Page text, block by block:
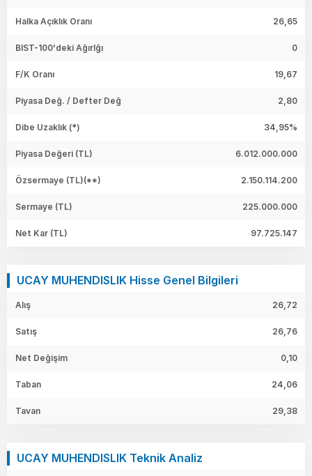
Halka Açıklık Oranı 26,65
BIST-100'deki Ağırlğı 0
F/K Oranı 19,67
Piyasa Değ. / Defter Değ 2,80
Dibe Uzaklık (*) 34,95%
Piyasa Değeri (TL) 6.012.000.000
Özsermaye (TL)(**) 2.150.114.200
Sermaye (TL) 225.000.000
Net Kar (TL) 97.725.147
UCAY MUHENDISLIK Hisse Genel Bilgileri
Alış 26,72
Satış 26,76
Net Değişim 0,10
Taban 24,06
Tavan 29,38
UCAY MUHENDISLIK Teknik Analiz